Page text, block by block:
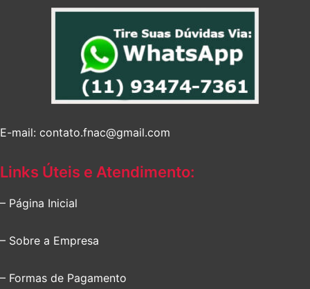
E-mail: contato.fnac@gmail.com
Links Úteis e Atendimento:
– Página Inicial
– Sobre a Empresa
– Formas de Pagamento